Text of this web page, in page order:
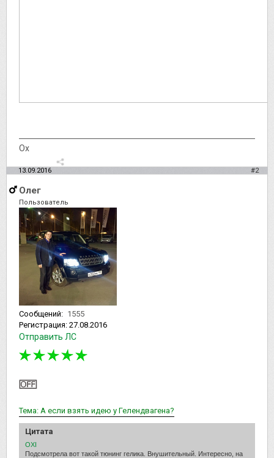
Ох
13.09.2016 #2
Олег
Пользователь
Сообщений: 1555
Регистрация: 27.08.2016
Отправить ЛС
Тема: А если взять идею у Гелендвагена?
Цитата
OXI
Подсмотрела вот такой тюнинг гелика. Внушительный. Интересно, на